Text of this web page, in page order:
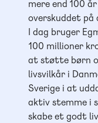
mere end 100
overskuddet
I dag bruger
100 millioner
at støtte børn
livsvilkår i
Sverige i at
aktiv stemme i
skabe et godt